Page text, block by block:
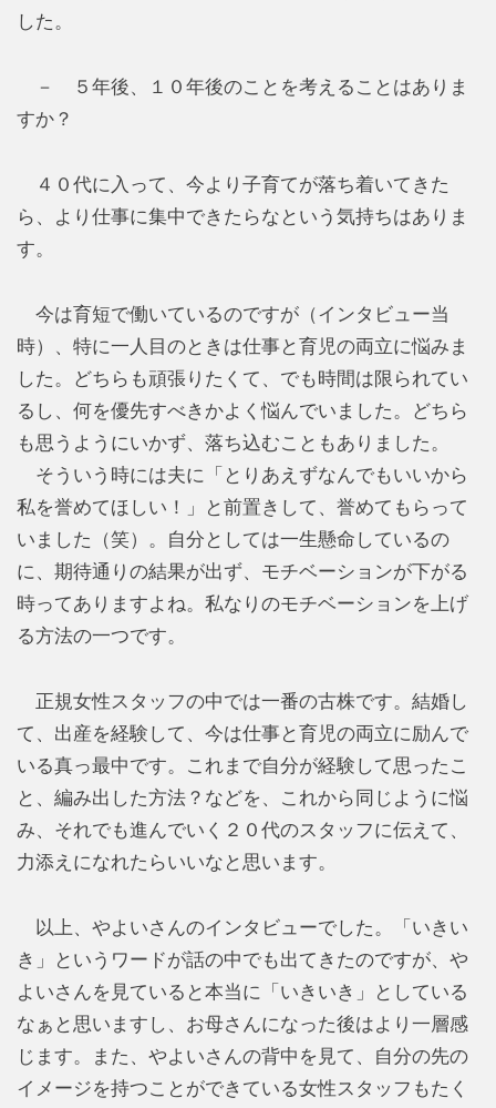
した。
－ ５年後、１０年後のことを考えることはありま
すか？
４０代に入って、今より子育てが落ち着いてきた
ら、より仕事に集中できたらなという気持ちはありま
す。
今は育短で働いているのですが（インタビュー当
時）、特に一人目のときは仕事と育児の両立に悩みま
した。どちらも頑張りたくて、でも時間は限られてい
るし、何を優先すべきかよく悩んでいました。どちら
も思うようにいかず、落ち込むこともありました。
そういう時には夫に「とりあえずなんでもいいから
私を誉めてほしい！」と前置きして、誉めてもらって
いました（笑）。自分としては一生懸命しているの
に、期待通りの結果が出ず、モチベーションが下がる
時ってありますよね。私なりのモチベーションを上げ
る方法の一つです。
正規女性スタッフの中では一番の古株です。結婚し
て、出産を経験して、今は仕事と育児の両立に励んで
いる真っ最中です。これまで自分が経験して思ったこ
と、編み出した方法？などを、これから同じように悩
み、それでも進んでいく２０代のスタッフに伝えて、
力添えになれたらいいなと思います。
以上、やよいさんのインタビューでした。「いきい
き」というワードが話の中でも出てきたのですが、や
よいさんを見ていると本当に「いきいき」としている
なぁと思いますし、お母さんになった後はより一層感
じます。また、やよいさんの背中を見て、自分の先の
イメージを持つことができている女性スタッフもたく